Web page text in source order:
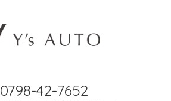
0798-42-7652